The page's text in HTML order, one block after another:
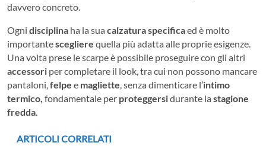
davvero concreto.
Ogni disciplina ha la sua calzaturaspecificaed è molto
importantescegliere quella più adatta alle proprie esigenze.
Una volta prese le scarpe è possibile proseguire con gli altri
accessori per completare il look, tra cui non possono mancare
pantaloni,felpe e magliette, senza dimenticare l’intimo
termico, fondamentale per proteggersidurante la stagione
fredda.
ARTICOLI CORRELATI